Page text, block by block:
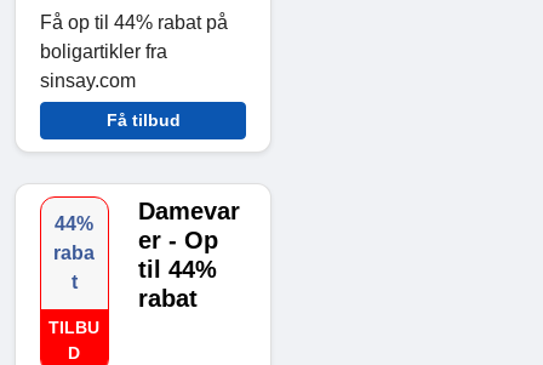
Få op til 44% rabat på
boligartikler fra
sinsay.com
Få tilbud
44%
raba
t
TILBU
D
Damevar
er - Op
til 44%
rabat